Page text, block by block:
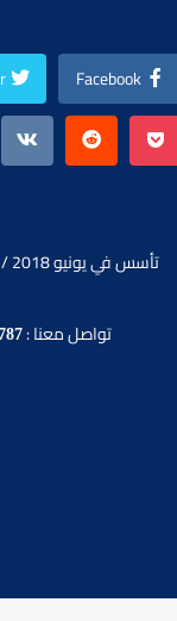
Facebook
تواصل معنا :